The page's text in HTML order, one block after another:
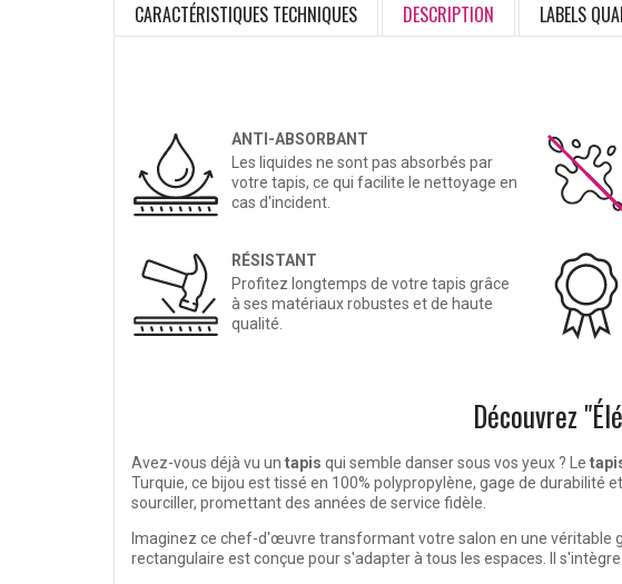
CARACTÉRISTIQUES TECHNIQUES DESCRIPTION LABELS
ANTI-ABSORBANT
Les liquides ne sont pas absorbés par
votre tapis, ce qui facilite le nettoyage en
cas d'incident.
RÉSISTANT
Profitez longtemps de votre tapis grâce
à ses matériaux robustes et de haute
qualité.
Découvrez
Avez-vous déjà vu un tapis qui semble danser sous vos yeux ? Le
Turquie, ce bijou est tissé en 100% polypropylène, gage de durabilité
sourciller, promettant des années de service fidèle.
Imaginez ce chef-d'œuvre transformant votre salon en une véritable
rectangulaire est conçue pour s'adapter à tous les espaces. Il